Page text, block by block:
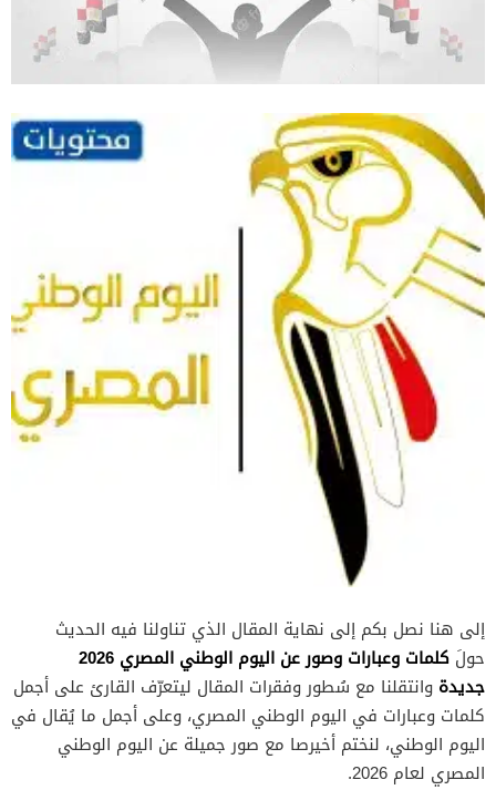
إلى هنا نصل بكم إلى نهاية المقال الذي تناولنا فيه الحديث
حولَ
كلمات وعبارات وصور عن اليوم الوطني المصري 2026
جديدة وانتقلنا مع سُطور وفقرات المقال ليتعرّف القارئ على أجمل
كلمات وعبارات في اليوم الوطني المصري، وعلى أجمل ما يُقال في
اليوم الوطني، لنختم أخيرصا مع صور جميلة عن اليوم الوطني
المصري لعام 2026.